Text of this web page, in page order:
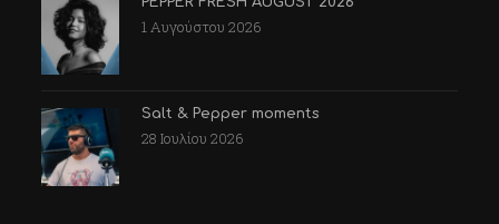
1 Αυγούστου 2026
Salt & Pepper moments
28 Ιουλίου 2026